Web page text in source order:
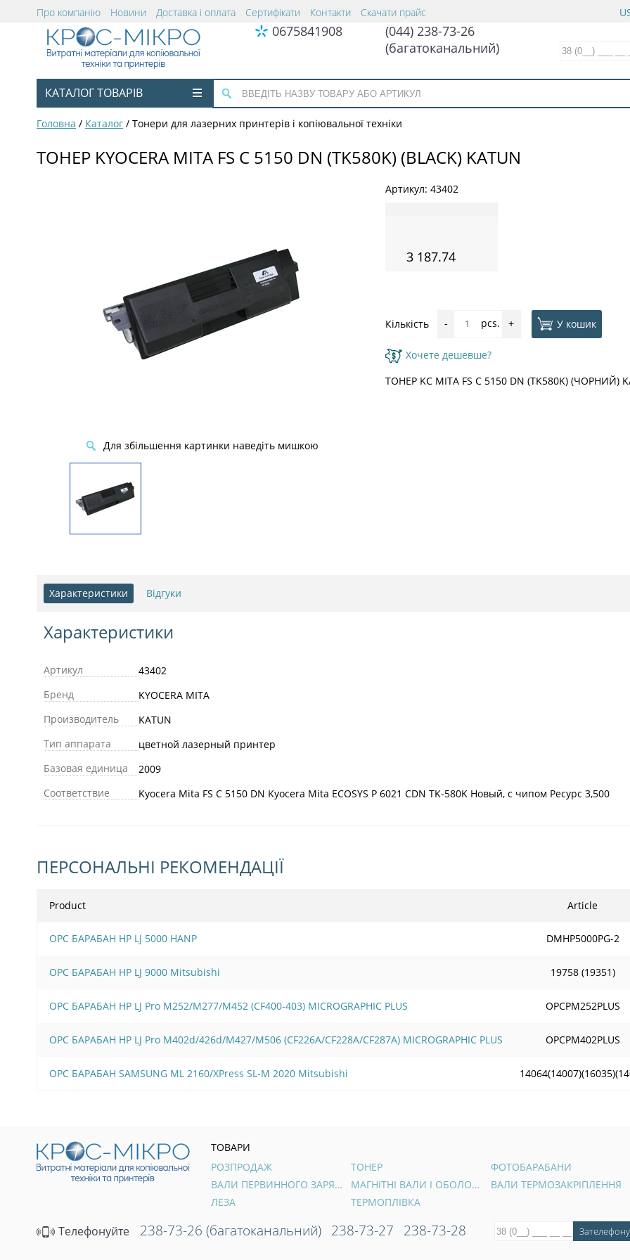
Про компанію Новини Доставка і оплата Сертифікати Контакти Скачати прайс
0675841908
(044) 238-73-26
(багатоканальний)
КАТАЛОГ ТОВАРІВ
Головна / Каталог / Тонери для лазерних принтерів і копіювальної техніки
ТОНЕР KYOCERA MITA FS C 5150 DN (TK580K) (BLACK) KATUN
Для збільшення картинки наведіть мишкою
Артикул: 43402
3 187.74
Кількість - pcs. + У кошик
Хочете дешевше?
ТОНЕР KC MITA FS C 5150 DN (TK580K) (ЧОРНИЙ)
Характеристики Відгуки
Характеристики
Артикул
43402
Бренд
KYOCERA MITA
Производитель
KATUN
Тип аппарата
цветной лазерный принтер
Базовая единица
2009
Соответствие
Kyocera Mita FS C 5150 DN Kyocera Mita ECOSYS P 6021 CDN TK-580K Новый, с чипом Ресурс 3,500
ПЕРСОНАЛЬНІ РЕКОМЕНДАЦІЇ
Product Article
OPC БАРАБАН HP LJ 5000 HANP DMHP5000PG-2
OPC БАРАБАН HP LJ 9000 Mitsubishi 19758 (19351)
OPC БАРАБАН HP LJ Pro M252/M277/M452 (CF400-403) MICROGRAPHIC PLUS OPCPM252PLUS
OPC БАРАБАН HP LJ Pro M402d/426d/M427/M506 (CF226A/CF228A/CF287A) MICROGRAPHIC PLUS OPCPM402PLUS
OPC БАРАБАН SAMSUNG ML 2160/XPress SL-M 2020 Mitsubishi
ТОВАРИ
РОЗПРОДАЖ
ТОНЕР
ФОТОБАРАБАНИ
ВАЛИ ПЕРВИННОГО ЗАРЯДУ
МАГНІТНІ ВАЛИ І ОБОЛОНКИ
ВАЛИ ТЕРМОЗАКРІПЛЕННЯ
ЛЕЗА
ТЕРМОПЛІВКА
Телефонуйте 238-73-26 (багатоканальний) 238-73-27 238-73-28